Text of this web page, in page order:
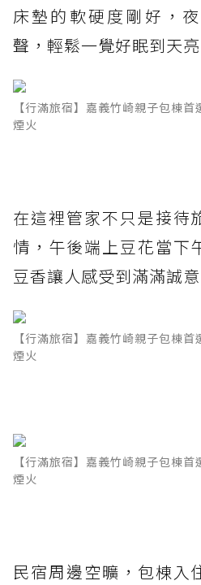
床墊的軟硬度剛好，
聲，輕鬆一覺好眠到天
【行滿旅宿】嘉義竹崎親子包棟
煙火
在這裡管家不只是接待
情，午後端上豆花當下
豆香讓人感受到滿滿誠意
【行滿旅宿】嘉義竹崎親子包棟
煙火
【行滿旅宿】嘉義竹崎親子包棟
煙火
民宿周邊空曠，包棟入